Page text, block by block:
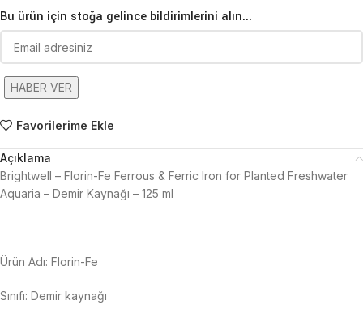
Bu ürün için stoğa gelince bildirimlerini alın...
HABER VER
Favorilerime Ekle
Açıklama
Brightwell – Florin-Fe Ferrous & Ferric Iron for Planted Freshwater
Aquaria – Demir Kaynağı – 125 ml
Ürün Adı: Florin-Fe
Sınıfı: Demir kaynağı